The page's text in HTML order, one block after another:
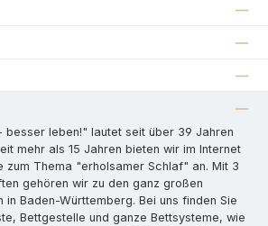
besser leben!" lautet seit über 39 Jahren
mehr als 15 Jahren bieten wir im Internet
zum Thema "erholsamer Schlaf" an. Mit 3
gehören wir zu den ganz großen
in Baden-Württemberg. Bei uns finden Sie
Bettgestelle und ganze Bettsysteme, wie